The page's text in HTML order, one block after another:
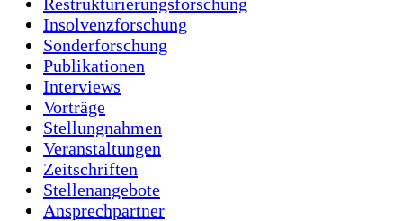
Insolvenzforschung
Sonderforschung
Publikationen
Interviews
Vorträge
Stellungnahmen
Veranstaltungen
Zeitschriften
Stellenangebote
Ansprechpartner